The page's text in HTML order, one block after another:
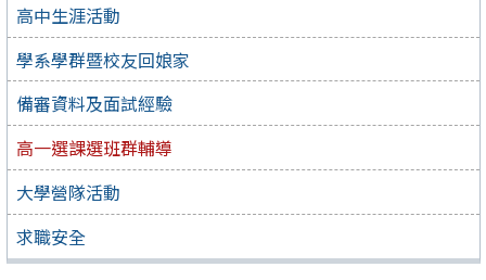
高中生涯活動
學系學群暨校友回娘家
備審資料及面試經驗
高一選課選班群輔導
大學營隊活動
求職安全